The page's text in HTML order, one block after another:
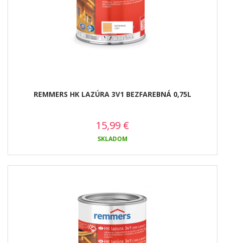
REMMERS HK LAZÚRA 3V1 BEZFAREBNÁ 0,75L
15,99 €
SKLADOM